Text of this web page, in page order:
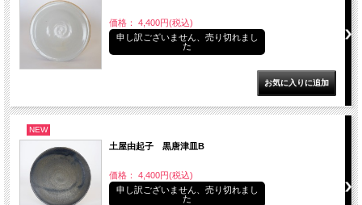
価格： 4,400円(税込)
申し訳ございません、売り切れまし
た
NEW
土屋由起子 黒唐津皿B
価格： 4,400円(税込)
申し訳ございません、売り切れまし
た